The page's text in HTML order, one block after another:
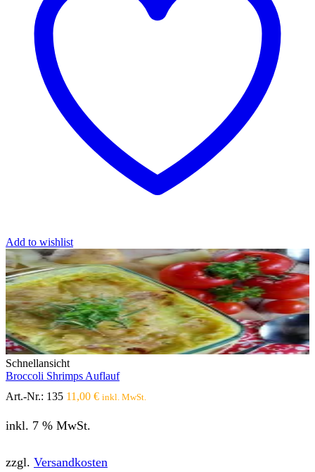
Add to wishlist
Schnellansicht
Broccoli Shrimps Auflauf
Art.-Nr.: 135 11,00 € inkl. MwSt.
inkl. 7 % MwSt.
zzgl. Versandkosten